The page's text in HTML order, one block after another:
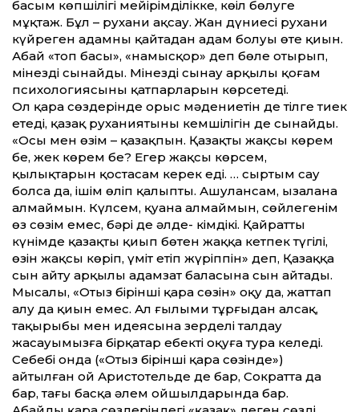
басым көпшілігі мейірімділікке, көңіл бөлуге
мұқтаж. Бұл – рухани ақсау. Жан дүниесі рухани
күйреген адамның қайтадан адам болуы өте қиын.
Абай «топ басы», «намысқор» деп бөле отырып,
мінезді сынайды. Мінезді сынау арқылы қоғам
психологиясының қатпарларын көрсетеді.
Ол қара сөздерінде орыс мәдениетін де тілге тиек
етеді, қазақ руханиятының кемшілігін де сынайды.
«Осы мен өзім – қазақпын. Қазақты жақсы көрем
бе, жек көрем бе? Егер жақсы көрсем,
қылықтарын қостасам керек еді. … сыртым сау
болса да, ішім өліп қалыпты. Ашулансам, ызалана
алмаймын. Күлсем, қуана алмаймын, сөйлегенім
өз сөзім емес, бәрі де әлде- кімдікі. Қайрат­ты
күнімде қазақты қиып бөтен жаққа кетпек түгілі,
өзін жақсы көріп, үміт етіп жүріппін» деп, Қазаққа
сын айту арқылы адамзат баласына сын айтады.
Мысалы, «Отыз бірінші қара сөзін» оқу да, жат­тап
алу да қиын емес. Ал ғылыми тұрғыдан алсақ,
тақырыбы мен идеясына зерделі талдау
жасауымызға бірқатар еңбекті оқуға тура келеді.
Себебі онда («Отыз бірінші қара сөзінде»)
айтылған ой Аристотельде де бар, Сократ­та да
бар, тағы басқа әлем ойшылдарында бар.